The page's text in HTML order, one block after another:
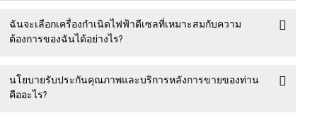
ฉันจะเลือกเครื่องกำเนิดไฟฟ้าดีเซลที่เหมาะสมกับความ
ต้องการของฉันได้อย่างไร?
นโยบายรับประกันคุณภาพและบริการหลังการขายของท่าน
คืออะไร?